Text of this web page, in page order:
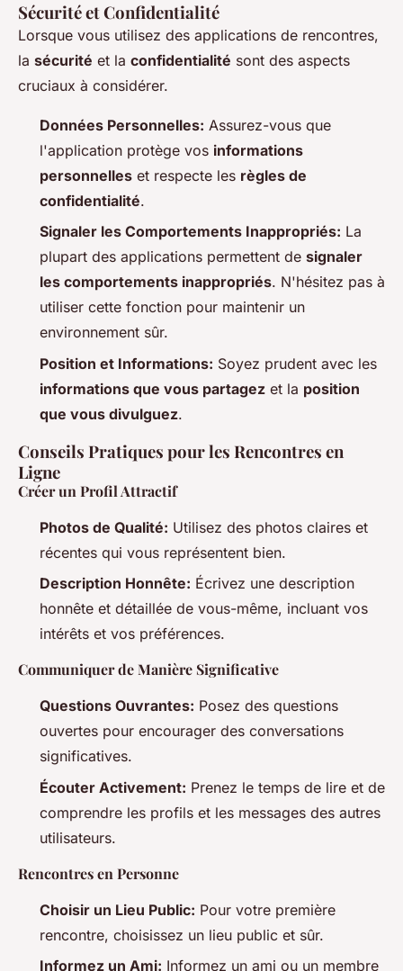
Sécurité et Confidentialité
Lorsque vous utilisez des applications de rencontres,
la sécurité et la confidentialité sont des aspects
cruciaux à considérer.
Données Personnelles: Assurez-vous que
l'application protège vos informations
personnelles et respecte les règles de
confidentialité.
Signaler les Comportements Inappropriés: La
plupart des applications permettent de signaler
les comportements inappropriés. N'hésitez pas à
utiliser cette fonction pour maintenir un
environnement sûr.
Position et Informations: Soyez prudent avec les
informations que vous partagez et la position
que vous divulguez.
Conseils Pratiques pour les Rencontres en
Ligne
Créer un Profil Attractif
Photos de Qualité: Utilisez des photos claires et
récentes qui vous représentent bien.
Description Honnête: Écrivez une description
honnête et détaillée de vous-même, incluant vos
intérêts et vos préférences.
Communiquer de Manière Significative
Questions Ouvrantes: Posez des questions
ouvertes pour encourager des conversations
significatives.
Écouter Activement: Prenez le temps de lire et de
comprendre les profils et les messages des autres
utilisateurs.
Rencontres en Personne
Choisir un Lieu Public: Pour votre première
rencontre, choisissez un lieu public et sûr.
Informez un Ami: Informez un ami ou un membre